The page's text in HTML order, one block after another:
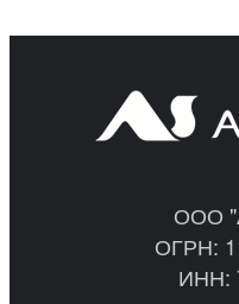
ООО
ОГРН:
ИНН: